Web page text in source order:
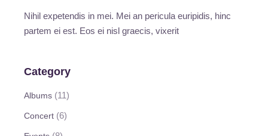
Nihil expetendis in mei. Mei an pericula euripidis, hinc
partem ei est. Eos ei nisl graecis, vixerit
Category
Albums (11)
Concert (6)